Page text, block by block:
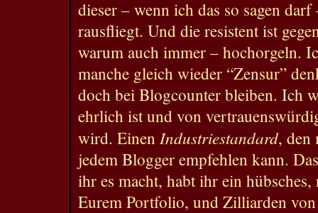
dieser – wenn ich das so sagen
rausfliegt. Und die resistent ist
warum auch immer – hochorgeln.
manche gleich wieder “Zensur”
doch bei Blogcounter bleiben. Ich
ehrlich ist und von
wird. Einen Industriestandard, den
jedem Blogger empfehlen kann.
ihr es macht, habt ihr ein
Eurem Portfolio, und Zilliarden